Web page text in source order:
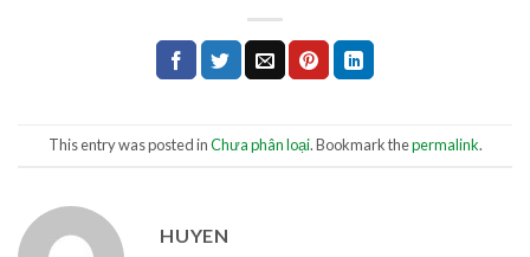
This entry was posted inChưa phân loại. Bookmark thepermalink.
HUYEN